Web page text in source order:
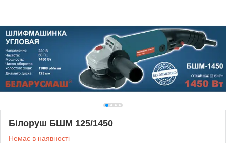
Білоруш БШМ 125/1450
Немає в наявності